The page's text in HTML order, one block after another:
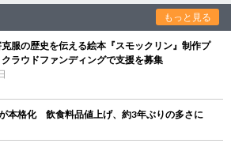
もっと見る
服の歴史を伝える絵本『スモックリン』制作プ
ラウドファンディングで支援を募集
が本格化 飲食料品値上げ、約3年ぶりの多さに